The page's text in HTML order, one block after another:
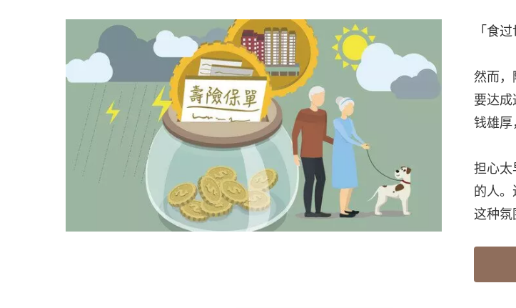
「食
然而，
要达
钱雄厚
担心太
的人
这种氛